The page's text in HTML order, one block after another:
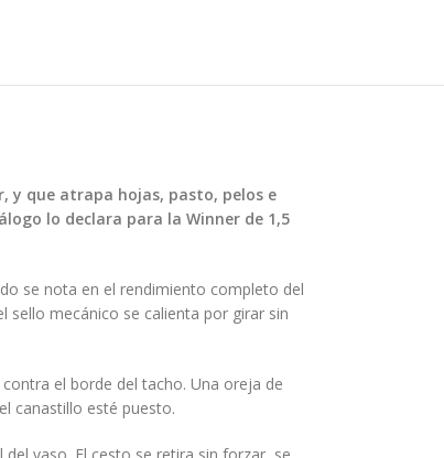
y que atrapa hojas, pasto, pelos e
lo declara para la Winner de 1,5
se nota en el rendimiento completo del
sello mecánico se calienta por girar sin
el borde del tacho. Una oreja de
canastillo esté puesto.